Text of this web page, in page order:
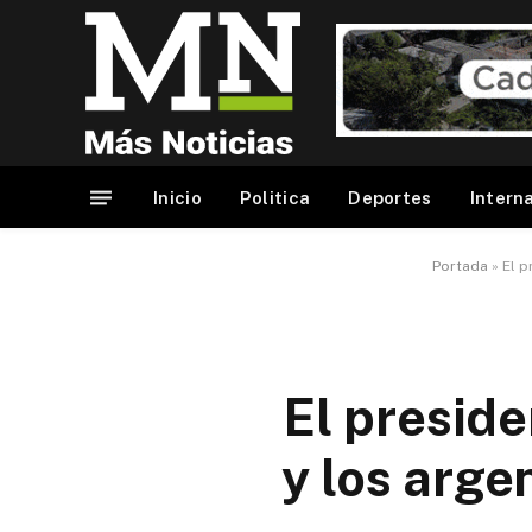
Inicio Politica Deportes
Portada » El
El
y los